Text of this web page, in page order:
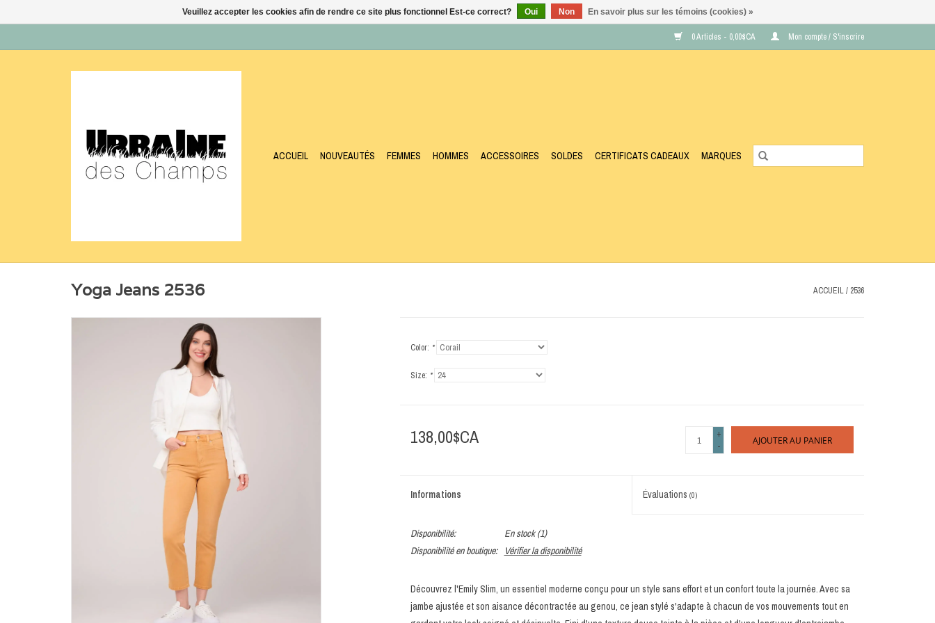
0 Articles - 0,00$CA Mon compte / S'inscrire
ACCUEIL NOUVEAUTÉS FEMMES HOMMES ACCESSOIRES SOLDES CERTIFICATS CADEAUX MARQUES
Yoga Jeans 2536 ACCUEIL/ 2536
Color: *
Size: *
138,00$CA
+
-
AJOUTER AU PANIER
Informations Évaluations(0)
Disponibilité: En stock(1)
Disponibilité en boutique:
Vérifier la disponibilité
Découvrez l'Emily Slim, un essentiel moderne conçu pour un style sans effort et un confort toute la journée. Avec sa
jambe ajustée et son aisance décontractée au genou, ce jean stylé s'adapte à chacun de vos mouvements tout en
Veuillez accepter les cookies afin de rendre ce site plus fonctionnel Est-ce correct? Oui Non En savoir plus sur les témoins (cookies) »